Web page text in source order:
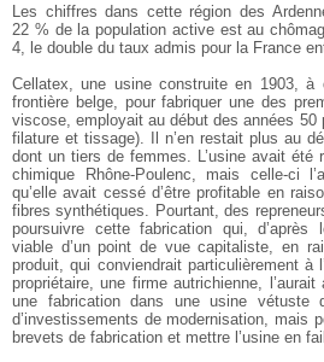
Les chiffres dans cette région des
22 % de la population active est au
4, le double du taux admis pour la France
Cellatex, une usine construite en 1903,
frontière belge, pour fabriquer une des
viscose, employait au début des années 50
filature et tissage). Il n’en restait plus au
dont un tiers de femmes. L’usine avait été
chimique Rhône-Poulenc, mais celle-ci
qu’elle avait cessé d’être profitable en
fibres synthétiques. Pourtant, des
poursuivre cette fabrication qui, d’après
viable d’un point de vue capitaliste, en
produit, qui conviendrait particulièrement à
propriétaire, une firme autrichienne,
une fabrication dans une usine vétuste
d’investissements de modernisation, mais
brevets de fabrication et mettre l’usine en